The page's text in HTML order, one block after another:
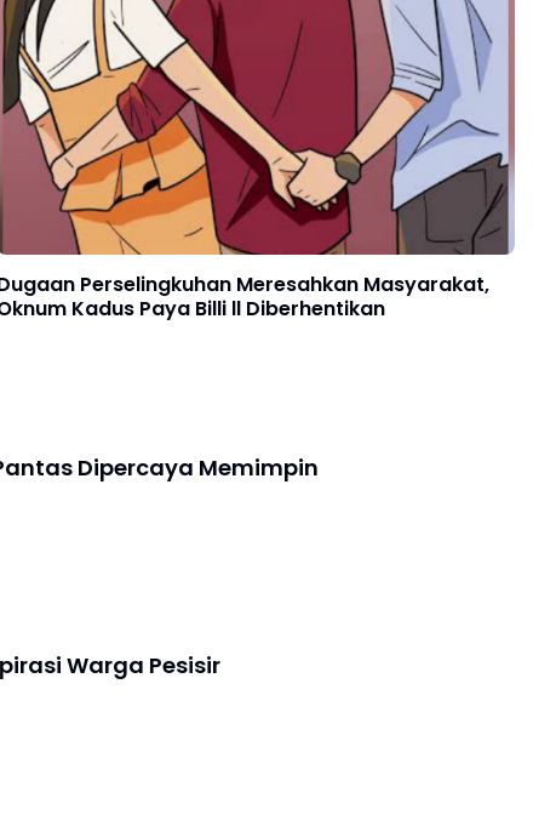
Perselingkuhan Meresahkan Masyarakat,
Kadus Paya Billi ll Diberhentikan
Dipercaya Memimpin
Warga Pesisir